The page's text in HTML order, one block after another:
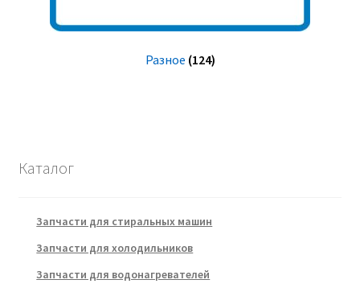
Разное (124)
Каталог
Запчасти для стиральных машин
Запчасти для холодильников
Запчасти для водонагревателей